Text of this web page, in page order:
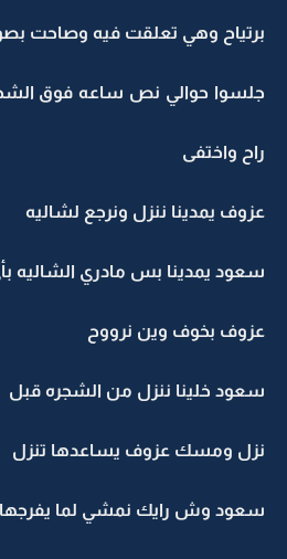
برتياح وهي تعلقت فيه وصاحت
جلسوا حوالي نص ساعه فوق
راح واختفى
عزوف يمدينا ننزل ونرجع لشاليه
سعود يمدينا بس مادري الشاليه
عزوف بخوف وين نرووح
سعود خلينا ننزل من الشجره قبل
نزل ومسك عزوف يساعدها تنزل
سعود وش رايك نمشي لما يفرجها